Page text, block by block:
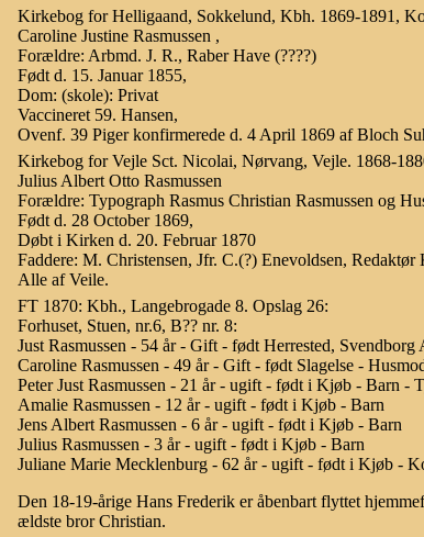
Kirkebog for Helligaand, Sokkelund, Kbh. 1869-1891,
Caroline Justine Rasmussen ,
Forældre: Arbmd. J. R., Raber Have (????)
Født d. 15. Januar 1855,
Dom: (skole): Privat
Vaccineret 59. Hansen,
Ovenf. 39 Piger konfirmerede d. 4 April 1869 af Bloch
Kirkebog for Vejle Sct. Nicolai, Nørvang, Vejle. 1868-
Julius Albert Otto Rasmussen
Forældre: Typograph Rasmus Christian Rasmussen og
Født d. 28 October 1869,
Døbt i Kirken d. 20. Februar 1870
Faddere: M. Christensen, Jfr. C.(?) Enevoldsen,
Alle af Veile.
FT 1870: Kbh., Langebrogade 8. Opslag 26:
Forhuset, Stuen, nr.6, B?? nr. 8:
Just Rasmussen - 54 år - Gift - født Herrested,
Caroline Rasmussen - 49 år - Gift - født Slagelse -
Peter Just Rasmussen - 21 år - ugift - født i Kjøb - Barn -
Amalie Rasmussen - 12 år - ugift - født i Kjøb - Barn
Jens Albert Rasmussen - 6 år - ugift - født i Kjøb - Barn
Julius Rasmussen - 3 år - ugift - født i Kjøb - Barn
Juliane Marie Mecklenburg - 62 år - ugift - født i Kjøb -
Den 18-19-årige Hans Frederik er åbenbart flyttet
ældste bror Christian.